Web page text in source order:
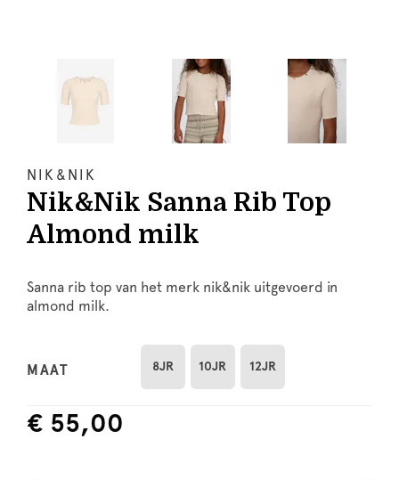
NIK&NIK
Nik&Nik Sanna Rib Top
Almond milk
Sanna rib top van het merk nik&nik uitgevoerd in
almond milk.
MAAT 8JR 10JR 12JR
€ 55,00